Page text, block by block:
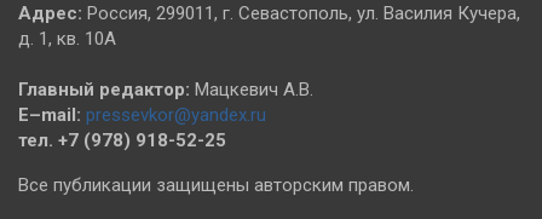
Адрес: Россия, 299011, г. Севастополь, ул. Василия Кучера,
д. 1, кв. 10А
Главный редактор: Мацкевич А.В.
E–mail: pressevkor@yandex.ru
тел. +7 (978) 918-52-25
Все публикации защищены авторским правом.